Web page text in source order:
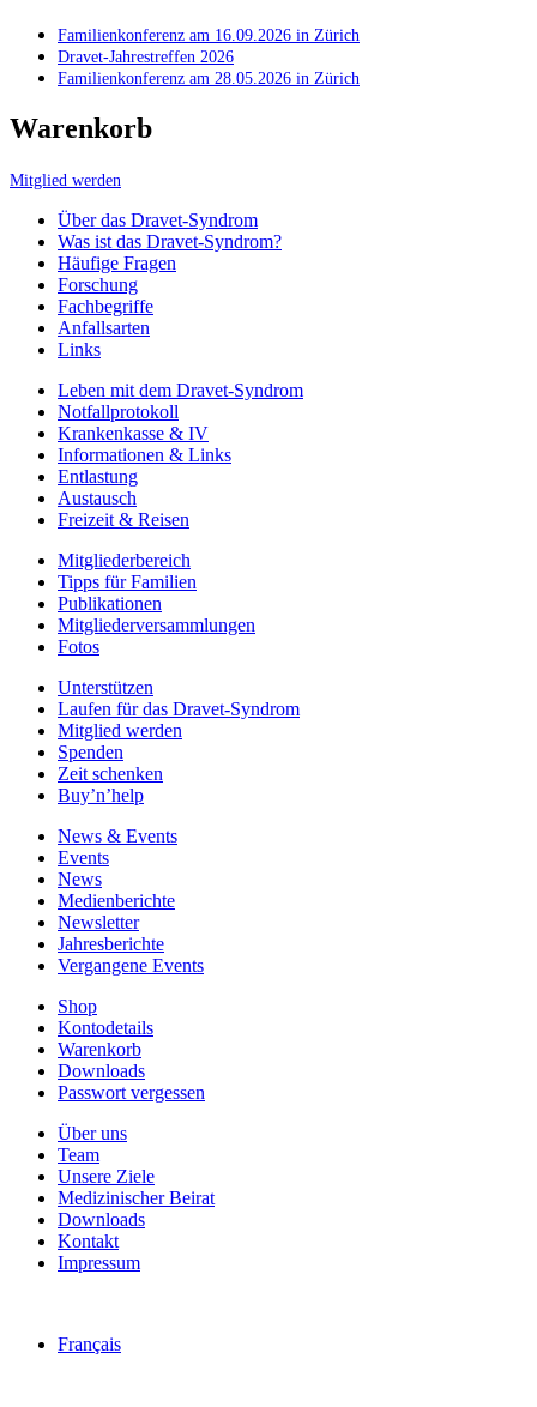
Familienkonferenz am 16.09.2026 in Zürich
Dravet-Jahrestreffen 2026
Familienkonferenz am 28.05.2026 in Zürich
Warenkorb
Mitglied werden
Über das Dravet-Syndrom
Was ist das Dravet-Syndrom?
Häufige Fragen
Forschung
Fachbegriffe
Anfallsarten
Links
Leben mit dem Dravet-Syndrom
Notfallprotokoll
Krankenkasse & IV
Informationen & Links
Entlastung
Austausch
Freizeit & Reisen
Mitgliederbereich
Tipps für Familien
Publikationen
Mitgliederversammlungen
Fotos
Unterstützen
Laufen für das Dravet-Syndrom
Mitglied werden
Spenden
Zeit schenken
Buy’n’help
News & Events
Events
News
Medienberichte
Newsletter
Jahresberichte
Vergangene Events
Shop
Kontodetails
Warenkorb
Downloads
Passwort vergessen
Über uns
Team
Unsere Ziele
Medizinischer Beirat
Downloads
Kontakt
Impressum
Français